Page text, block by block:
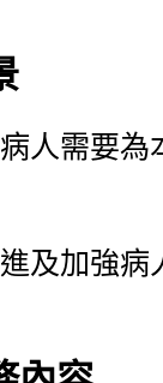
人需要為
及加強病